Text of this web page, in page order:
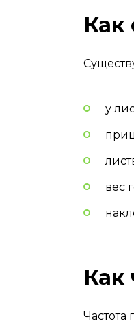
Как
у
вес
Как
Частота